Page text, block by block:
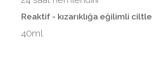
Reaktif - kızarıklığa eğilimli
40ml